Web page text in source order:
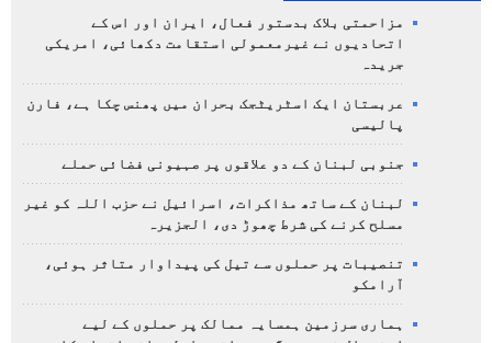
مزاحمتی بلاک بدستور فعال، ایران اور اس کے
اتحادیوں نے غیرمعمولی استقامت دکھائی، امریکی
جریدہ
عربستان ایک اسٹریٹجک بحران میں پھنس چکا ہے، فارن
پالیسی
جنوبی لبنان کے دو علاقوں پر صہیونی فضائی حملے
لبنان کے ساتھ مذاکرات، اسرائیل نے حزب اللہ کو غیر
مسلح کرنے کی شرط چھوڑ دی، الجزیرہ
تنصیبات پر حملوں سے تیل کی پیداوار متاثر ہوئی،
آرامکو
ہماری سرزمین ہمسایہ ممالک پر حملوں کے لیے